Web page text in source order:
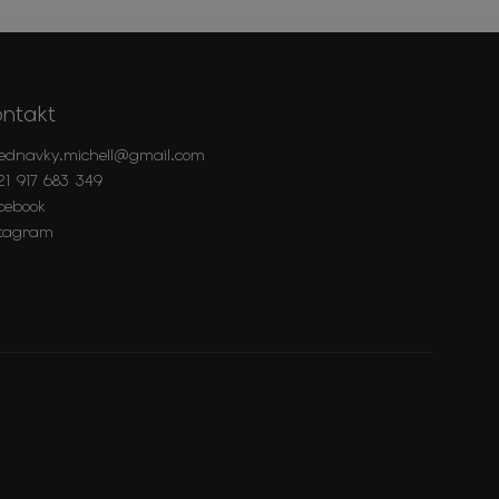
@gmail.com
917 683 349